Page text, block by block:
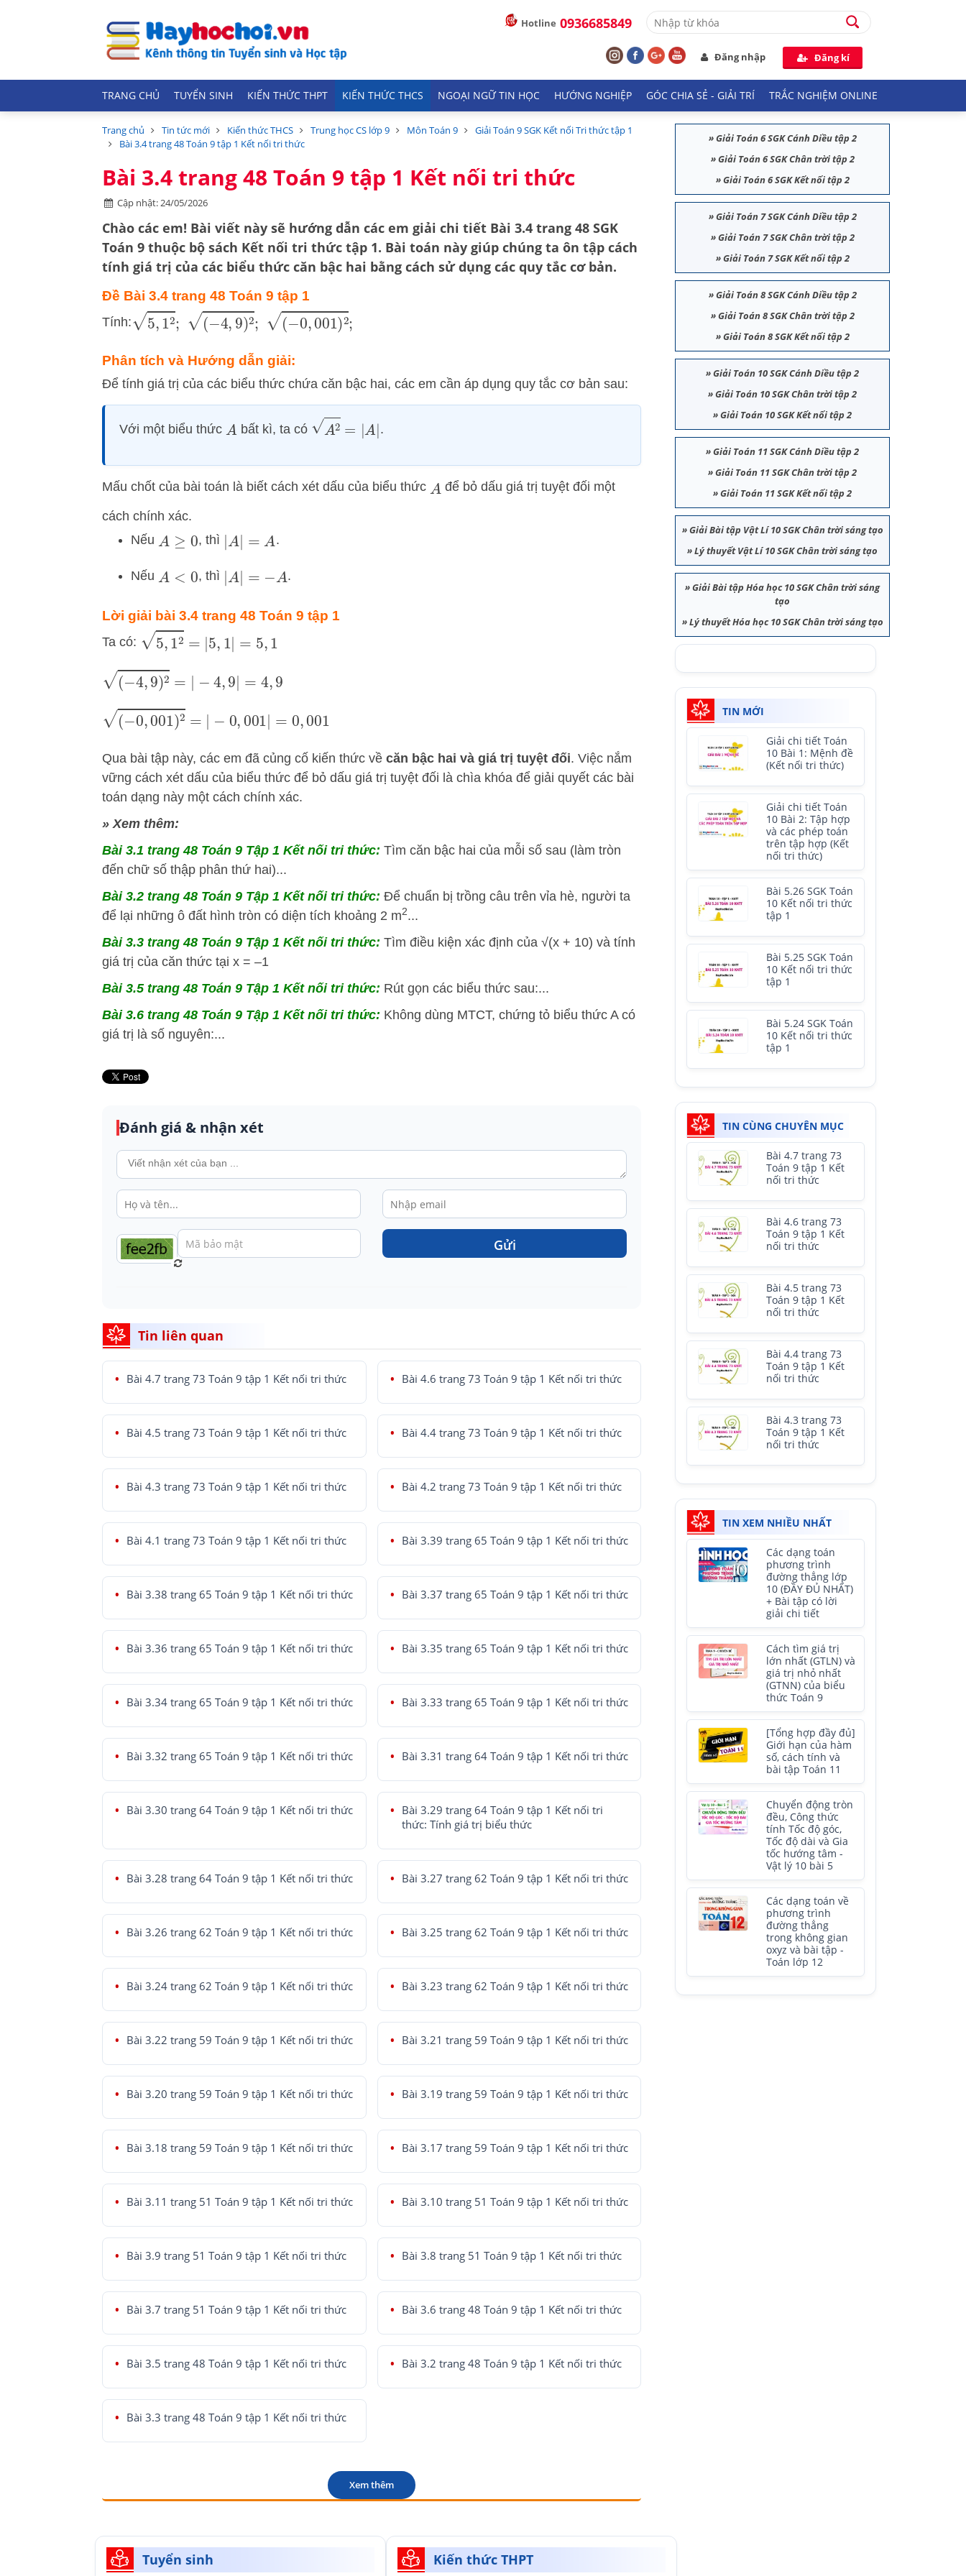
Hotline 0936685849
Đăng nhập Đăng kí
TRANG CHỦ TUYỂN SINH KIẾN THỨC THPT KIẾN THỨC THCS NGOẠI NGỮ TIN HỌC HƯỚNG NGHIỆP GÓC CHIA SẺ - GIẢI TRÍ TRẮC NGHIỆM ONLINE
Trang chủ Tin tức mới Kiến thức THCS Trung học CS lớp 9 Môn Toán 9
Giải Toán 9 SGK Kết nối Tri thức tập 1
Bài 3.4 trang 48 Toán 9 tập 1 Kết nối tri thức
Bài 3.4 trang 48 Toán 9 tập 1 Kết nối tri thức
Cập nhật: 24/05/2026
Chào các em! Bài viết này sẽ hướng dẫn các em giải chi tiết Bài 3.4 trang 48 SGK
Toán 9 thuộc bộ sách Kết nối tri thức tập 1. Bài toán này giúp chúng ta ôn tập cách
tính giá trị của các biểu thức căn bậc hai bằng cách sử dụng các quy tắc cơ bản.
Đề Bài 3.4 trang 48 Toán 9 tập 1
Tính:5,12 ; (−4,9)2; (−0,001)2;
Phân tích và Hướng dẫn giải:
Để tính giá trị của các biểu thức chứa căn bậc hai, các em cần áp dụng quy tắc cơ bản sau:
Với một biểu thức A bất kì, ta có A2=| A| .
Mấu chốt của bài toán là biết cách xét dấu của biểu thức A để bỏ dấu giá trị tuyệt đối một
cách chính xác.
Nếu A≥0 , thì A| =A .
Nếu A<0 , thì A| =− A .
Lời giải bài 3.4 trang 48 Toán 9 tập 1
Ta có: 5,12 =| 5,1 |= 5, 1
(−4,9) 2=|− 4, 9 |= 4, 9
(−0,001)2=|−0, 001|=0,001
Qua bài tập này, các em đã củng cố kiến thức về căn bậc hai và giá trị tuyệt đối. Việc nắm
vững cách xét dấu của biểu thức để bỏ dấu giá trị tuyệt đối là chìa khóa để giải quyết các bài
toán dạng này một cách chính xác.
» Xem thêm:
Bài 3.1 trang 48 Toán 9 Tập 1 Kết nối tri thức: Tìm căn bậc hai của mỗi số sau (làm tròn
đến chữ số thập phân thứ hai)...
Bài 3.2 trang 48 Toán 9 Tập 1 Kết nối tri thức: Để chuẩn bị trồng câu trên vỉa hè, người ta
để lại những ô đất hình tròn có diện tích khoảng 2 m2...
Bài 3.3 trang 48 Toán 9 Tập 1 Kết nối tri thức: Tìm điều kiện xác định của √(x + 10) và tính
giá trị của căn thức tại x = –1
Bài 3.5 trang 48 Toán 9 Tập 1 Kết nối tri thức: Rút gọn các biểu thức sau:...
Bài 3.6 trang 48 Toán 9 Tập 1 Kết nối tri thức: Không dùng MTCT, chứng tỏ biểu thức A có
giá trị là số nguyên:...
Đánh giá & nhận xét
Gửi
Tin liên quan
Bài 4.7 trang 73 Toán 9 tập 1 Kết nối tri thức Bài 4.6 trang 73 Toán 9 tập 1 Kết nối tri thức
Bài 4.5 trang 73 Toán 9 tập 1 Kết nối tri thức Bài 4.4 trang 73 Toán 9 tập 1 Kết nối tri thức
Bài 4.3 trang 73 Toán 9 tập 1 Kết nối tri thức Bài 4.2 trang 73 Toán 9 tập 1 Kết nối tri thức
Bài 4.1 trang 73 Toán 9 tập 1 Kết nối tri thức Bài 3.39 trang 65 Toán 9 tập 1 Kết nối tri thức
Bài 3.38 trang 65 Toán 9 tập 1 Kết nối tri thức Bài 3.37 trang 65 Toán 9 tập 1 Kết nối tri thức
Bài 3.36 trang 65 Toán 9 tập 1 Kết nối tri thức Bài 3.35 trang 65 Toán 9 tập 1 Kết nối tri thức
Bài 3.34 trang 65 Toán 9 tập 1 Kết nối tri thức Bài 3.33 trang 65 Toán 9 tập 1 Kết nối tri thức
Bài 3.32 trang 65 Toán 9 tập 1 Kết nối tri thức Bài 3.31 trang 64 Toán 9 tập 1 Kết nối tri thức
Bài 3.30 trang 64 Toán 9 tập 1 Kết nối tri thức
Bài 3.29 trang 64 Toán 9 tập 1 Kết nối tri
thức: Tính giá trị biểu thức
Bài 3.28 trang 64 Toán 9 tập 1 Kết nối tri thức Bài 3.27 trang 62 Toán 9 tập 1 Kết nối tri thức
Bài 3.26 trang 62 Toán 9 tập 1 Kết nối tri thức Bài 3.25 trang 62 Toán 9 tập 1 Kết nối tri thức
Bài 3.24 trang 62 Toán 9 tập 1 Kết nối tri thức Bài 3.23 trang 62 Toán 9 tập 1 Kết nối tri thức
Bài 3.22 trang 59 Toán 9 tập 1 Kết nối tri thức Bài 3.21 trang 59 Toán 9 tập 1 Kết nối tri thức
Bài 3.20 trang 59 Toán 9 tập 1 Kết nối tri thức Bài 3.19 trang 59 Toán 9 tập 1 Kết nối tri thức
Bài 3.18 trang 59 Toán 9 tập 1 Kết nối tri thức Bài 3.17 trang 59 Toán 9 tập 1 Kết nối tri thức
Bài 3.11 trang 51 Toán 9 tập 1 Kết nối tri thức Bài 3.10 trang 51 Toán 9 tập 1 Kết nối tri thức
Bài 3.9 trang 51 Toán 9 tập 1 Kết nối tri thức Bài 3.8 trang 51 Toán 9 tập 1 Kết nối tri thức
Bài 3.7 trang 51 Toán 9 tập 1 Kết nối tri thức Bài 3.6 trang 48 Toán 9 tập 1 Kết nối tri thức
Bài 3.5 trang 48 Toán 9 tập 1 Kết nối tri thức Bài 3.2 trang 48 Toán 9 tập 1 Kết nối tri thức
Bài 3.3 trang 48 Toán 9 tập 1 Kết nối tri thức
Xem thêm
»Giải Toán 6 SGK Cánh Diều tập 2
»Giải Toán 6 SGK Chân trời tập 2
»Giải Toán 6 SGK Kết nối tập 2
»Giải Toán 7 SGK Cánh Diều tập 2
»Giải Toán 7 SGK Chân trời tập 2
»Giải Toán 7 SGK Kết nối tập 2
»Giải Toán 8 SGK Cánh Diều tập 2
»Giải Toán 8 SGK Chân trời tập 2
»Giải Toán 8 SGK Kết nối tập 2
»Giải Toán 10 SGK Cánh Diều tập 2
»Giải Toán 10 SGK Chân trời tập 2
»Giải Toán 10 SGK Kết nối tập 2
»Giải Toán 11 SGK Cánh Diều tập 2
»Giải Toán 11 SGK Chân trời tập 2
»Giải Toán 11 SGK Kết nối tập 2
»Giải Bài tập Vật Lí 10 SGK Chân trời sáng tạo
»Lý thuyết Vật Lí 10 SGK Chân trời sáng tạo
»Giải Bài tập Hóa học 10 SGK Chân trời sáng
tạo
»Lý thuyết Hóa học 10 SGK Chân trời sáng tạo
TIN MỚI
Giải chi tiết Toán
10 Bài 1: Mệnh đề
(Kết nối tri thức)
Giải chi tiết Toán
10 Bài 2: Tập hợp
và các phép toán
trên tập hợp (Kết
nối tri thức)
Bài 5.26 SGK Toán
10 Kết nối tri thức
tập 1
Bài 5.25 SGK Toán
10 Kết nối tri thức
tập 1
Bài 5.24 SGK Toán
10 Kết nối tri thức
tập 1
TIN CÙNG CHUYÊN MỤC
Bài 4.7 trang 73
Toán 9 tập 1 Kết
nối tri thức
Bài 4.6 trang 73
Toán 9 tập 1 Kết
nối tri thức
Bài 4.5 trang 73
Toán 9 tập 1 Kết
nối tri thức
Bài 4.4 trang 73
Toán 9 tập 1 Kết
nối tri thức
Bài 4.3 trang 73
Toán 9 tập 1 Kết
nối tri thức
TIN XEM NHIỀU NHẤT
Các dạng toán
phương trình
đường thẳng lớp
10 (ĐẦY ĐỦ NHẤT)
+ Bài tập có lời
giải chi tiết
Cách tìm giá trị
lớn nhất (GTLN) và
giá trị nhỏ nhất
(GTNN) của biểu
thức Toán 9
[Tổng hợp đầy đủ]
Giới hạn của hàm
số, cách tính và
bài tập Toán 11
Chuyển động tròn
đều, Công thức
tính Tốc độ góc,
Tốc độ dài và Gia
tốc hướng tâm -
Vật lý 10 bài 5
Các dạng toán về
phương trình
đường thẳng
trong không gian
oxyz và bài tập -
Toán lớp 12
Tuyển sinh Kiến thức THPT